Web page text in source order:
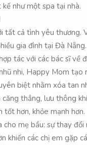
như một spa tại nhà.
tất cả tình yêu thương.
gia đình tại Đà Nẵng.
tác với các bác sĩ về
nhi, Happy Mom tạo
biệt nhằm xóa tan
căng thẳng, lưu thông
tốt hơn, khỏe mạnh hơn.
cho mẹ bầu: sự thay
khiến các chị em gặp